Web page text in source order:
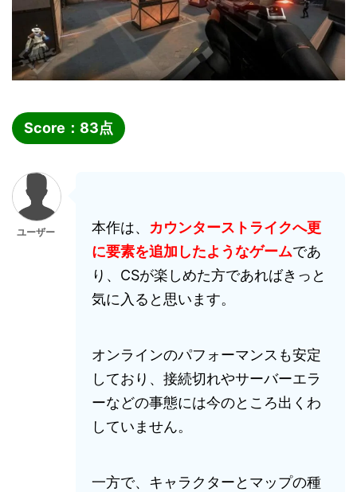
Score： 83点
ユーザー 本作は、 カウンターストライクへ更
に要素を追加したようなゲームであ
り、CSが楽しめた方であればきっと
気に入ると思います。
オンラインのパフォーマンスも安定
しており、接続切れやサーバーエラ
ーなどの事態には今のところ出くわ
していません。
一方で、キャラクターとマップの種